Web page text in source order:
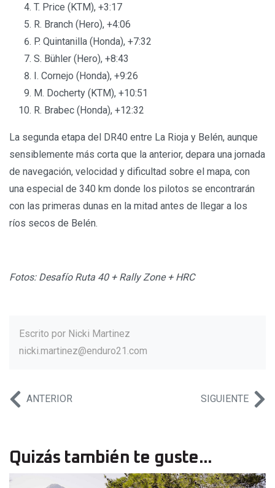
T. Price (KTM), +3:17
R. Branch (Hero), +4:06
P. Quintanilla (Honda), +7:32
S. Bühler (Hero), +8:43
I. Cornejo (Honda), +9:26
M. Docherty (KTM), +10:51
R. Brabec (Honda), +12:32
La segunda etapa del DR40 entre La Rioja y Belén, aunque
sensiblemente más corta que la anterior, depara una jornada
de navegación, velocidad y dificultad sobre el mapa, con
una especial de 340 km donde los pilotos se encontrarán
con las primeras dunas en la mitad antes de llegar a los
ríos secos de Belén.
Fotos: Desafío Ruta 40 + Rally Zone + HRC
Escrito por Nicki Martinez
nicki.martinez@enduro21.com
ANTERIOR SIGUIENTE
Quizás también te guste...